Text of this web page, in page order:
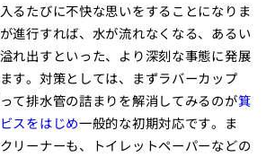
るたびに不快な思いをすることになりま
進行すれば、水が流れなくなる、あるい
れ出すといった、より深刻な事態に発展
す。対策としては、まずラバーカップ
って排水管の詰まりを解消してみるのが箕
スをはじめ一般的な初期対応です。ま
リーナーも、トイレットペーパーなどの